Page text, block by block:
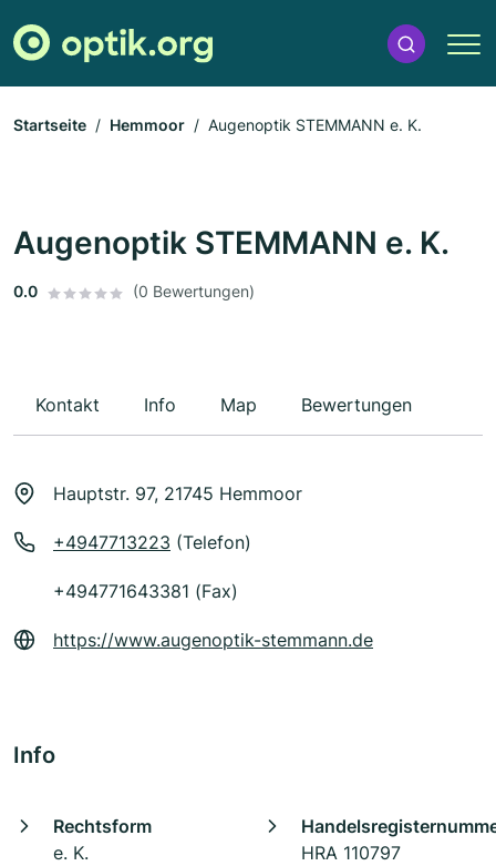
Startseite Hemmoor Augenoptik STEMMANN e. K.
Augenoptik STEMMANN e. K.
0.0 (0 Bewertungen)
Kontakt Info Map Bewertungen
Hauptstr. 97, 21745 Hemmoor
+4947713223 (Telefon)
+494771643381 (Fax)
https://www.augenoptik-stemmann.de
Info
Rechtsform
e. K.
HRA 110797